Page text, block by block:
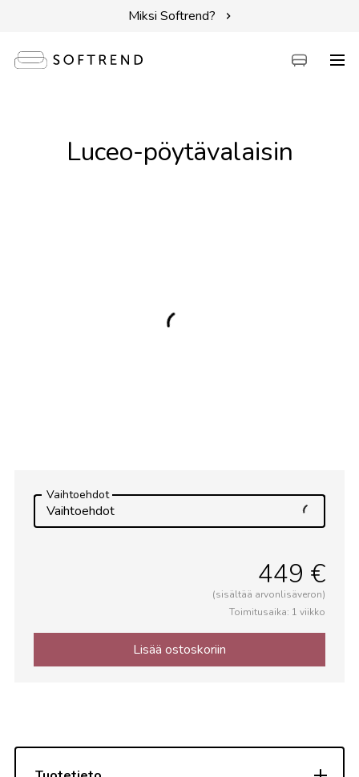
Miksi Softrend?
SängytLuceo-pöytävalaisin
Vaihtoehdot
Vaihtoehdot
449 €
(sisältää arvonlisäveron)
Toimitusaika: 1 viikko
Lisää ostoskoriin